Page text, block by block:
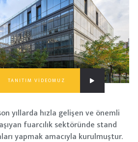
TANITIM VİDEOMUZ
yıllarda hızla gelişen ve önemli
fuarcılık sektöründe stand
yapmak amacıyla kurulmuştur.